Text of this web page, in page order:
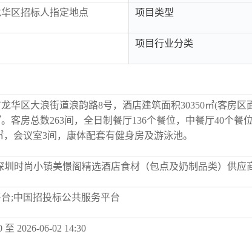
区招标人指定地点 项目类型
项目行业分类
华区大浪街道浪韵路8号，酒店建筑面积30350㎡(客房区
客房总数263间，全日制餐厅136个餐位，中餐厅40个餐
，会议室3间，康体配套有健身房及游泳池。
圳时尚小镇美憬阁精选酒店食材（包点及奶制品类）供应
;中国招投标公共服务平台
至 2026-06-02 14:30